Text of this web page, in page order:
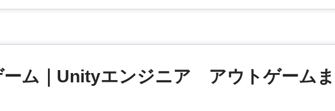
ーム｜Unityエンジニア アウトゲームま